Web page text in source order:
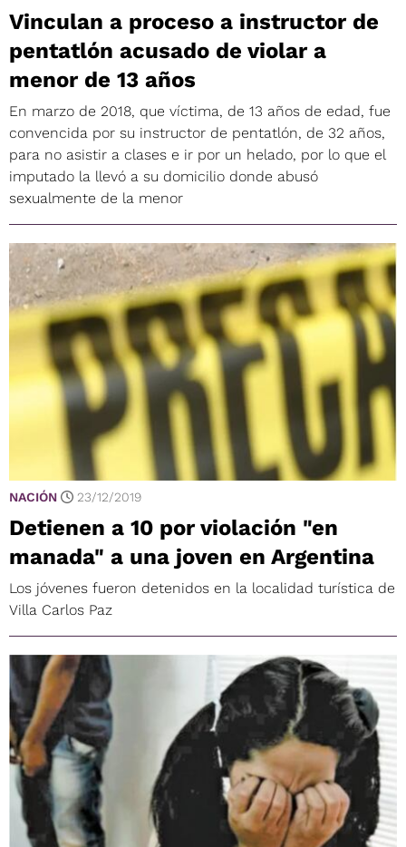
Vinculan a proceso a instructor de
pentatlón acusado de violar a
menor de 13 años
En marzo de 2018, que víctima, de 13 años de edad, fue
convencida por su instructor de pentatlón, de 32 años,
para no asistir a clases e ir por un helado, por lo que el
imputado la llevó a su domicilio donde abusó
sexualmente de la menor
NACIÓN 23/12/2019
Detienen a 10 por violación "en
manada" a una joven en Argentina
Los jóvenes fueron detenidos en la localidad turística de
Villa Carlos Paz